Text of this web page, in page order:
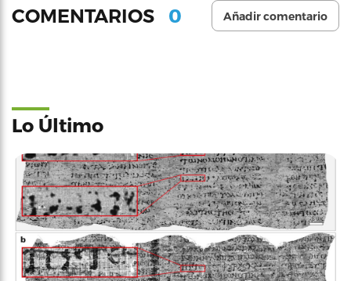
COMENTARIOS 0 Añadir comentario
Lo Último